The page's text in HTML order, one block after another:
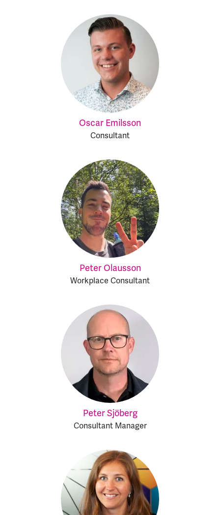
Oscar Emilsson
Consultant
Peter Olausson
Workplace Consultant
Peter Sjöberg
Consultant Manager